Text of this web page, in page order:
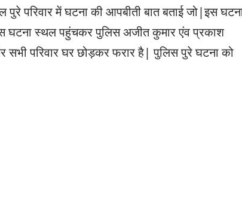
परिवार में घटना की आपबीती बात बताई जो|इस
घटना स्थल पहुंचकर पुलिस अजीत कुमार एंव प्रकाश
सभी परिवार घर छोड़कर फरार है| पुलिस पुरे घटना को